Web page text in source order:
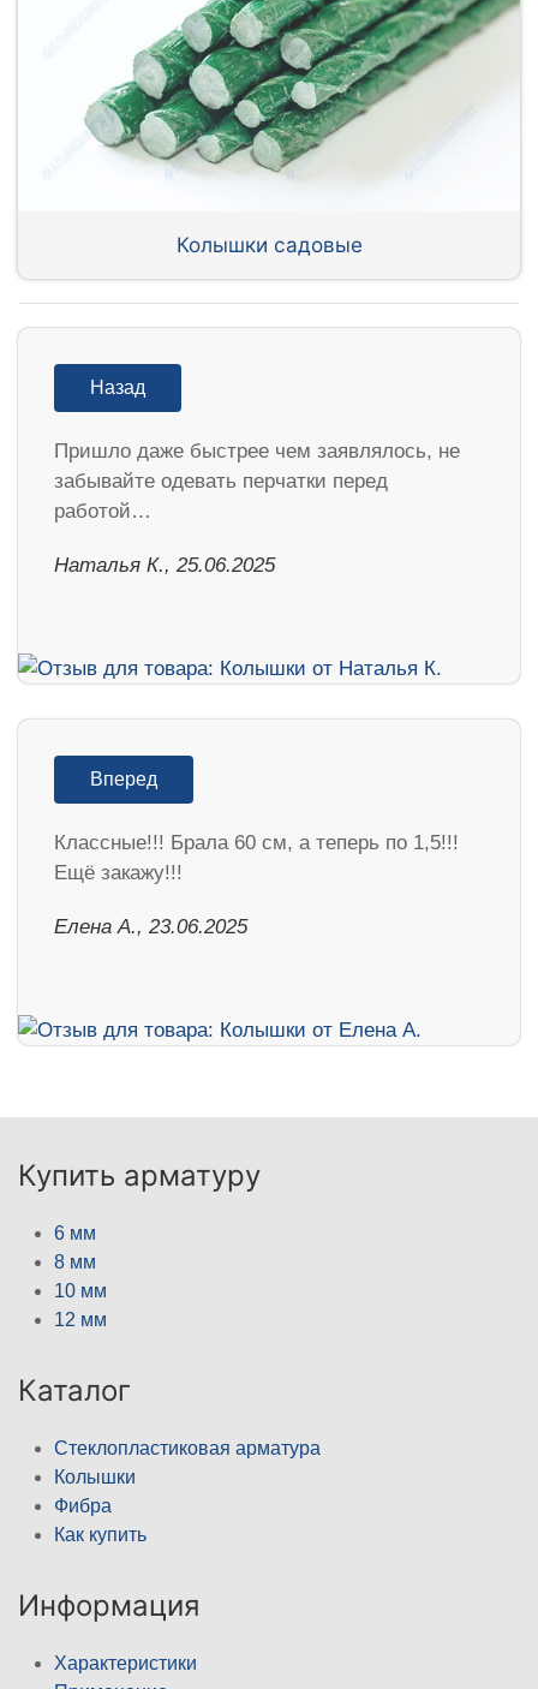
Колышки садовые
Назад
Пришло даже быстрее чем заявлялось, не
забывайте одевать перчатки перед
работой…
Наталья К., 25.06.2025
Вперед
Классные!!! Брала 60 см, а теперь по 1,5!!!
Ещё закажу!!!
Елена А., 23.06.2025
Купить арматуру
6 мм
8 мм
10 мм
12 мм
Каталог
Стеклопластиковая арматура
Колышки
Фибра
Как купить
Информация
Характеристики